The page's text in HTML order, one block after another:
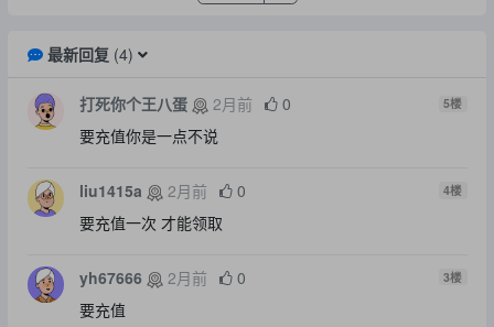
最新回复(4)
打死你个王八蛋 2月前 0 5楼
要充值你是一点不说
liu1415a 2月前 0 4楼
要充值一次 才能领取
yh67666 2月前 0 3楼
要充值